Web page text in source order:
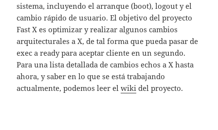
sistema, incluyendo el arranque (boot), logout y el
cambio rápido de usuario. El objetivo del proyecto
Fast X es optimizar y realizar algunos cambios
arquitecturales a X, de tal forma que pueda pasar de
exec a ready para aceptar cliente en un segundo.
Para una lista detallada de cambios echos a X hasta
ahora, y saber en lo que se está trabajando
actualmente, podemos leer elwiki del proyecto.